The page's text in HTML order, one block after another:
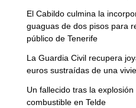
El Cabildo culmina la
guaguas de dos pisos para
público de Tenerife
La Guardia Civil recupera
euros sustraídas de una
Un fallecido tras la
combustible en Telde